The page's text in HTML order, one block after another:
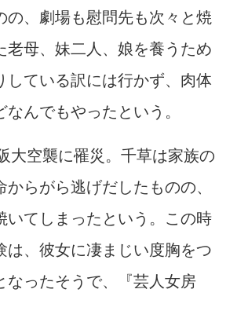
の、劇場も慰問先も次々と焼
老母、妹二人、娘を養うため
している訳には行かず、肉体
んでもやったという。
大空襲に罹災。千草は家族の
らがら逃げだしたものの、
いてしまったという。この時
は、彼女に凄まじい度胸をつ
なったそうで、『芸人女房